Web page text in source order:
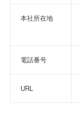
本社所在地
電話番号
URL